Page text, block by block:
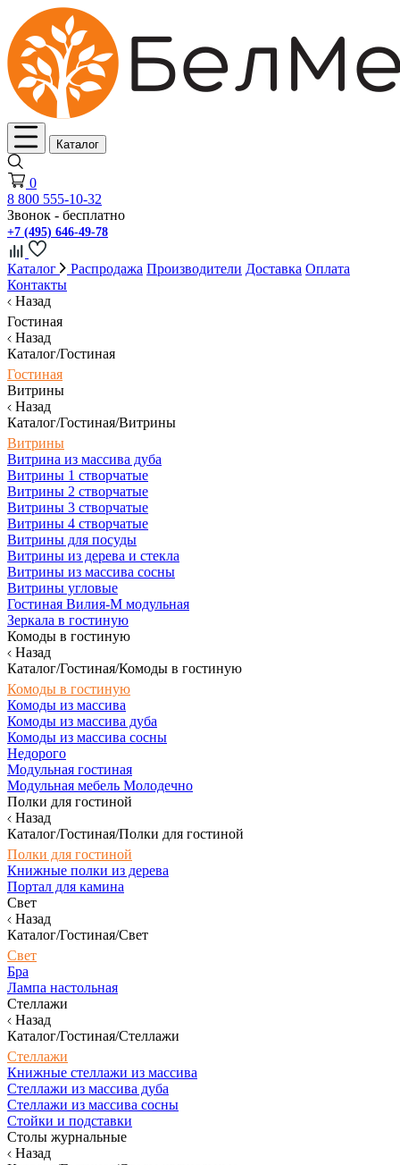
Каталог
0
8 800 555-10-32
Звонок - бесплатно
+7 (495) 646-49-78
Каталог Распродажа Производители Доставка Оплата
Контакты
Назад
Гостиная
Назад
Каталог/Гостиная
Гостиная
Витрины
Назад
Каталог/Гостиная/Витрины
Витрины
Витрина из массива дуба
Витрины 1 створчатые
Витрины 2 створчатые
Витрины 3 створчатые
Витрины 4 створчатые
Витрины для посуды
Витрины из дерева и стекла
Витрины из массива сосны
Витрины угловые
Гостиная Вилия-М модульная
Зеркала в гостиную
Комоды в гостиную
Назад
Каталог/Гостиная/Комоды в гостиную
Комоды в гостиную
Комоды из массива
Комоды из массива дуба
Комоды из массива сосны
Недорого
Модульная гостиная
Модульная мебель Молодечно
Полки для гостиной
Назад
Каталог/Гостиная/Полки для гостиной
Полки для гостиной
Книжные полки из дерева
Портал для камина
Свет
Назад
Каталог/Гостиная/Свет
Свет
Бра
Лампа настольная
Стеллажи
Назад
Каталог/Гостиная/Стеллажи
Стеллажи
Книжные стеллажи из массива
Стеллажи из массива дуба
Стеллажи из массива сосны
Стойки и подставки
Столы журнальные
Назад